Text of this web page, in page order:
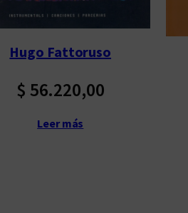
l
Hugo Fattoruso
$ 56.220,00
Leer más